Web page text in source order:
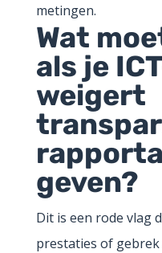
metingen.
Wat
als je
weigert
geven?
Dit is een rode vlag
prestaties of